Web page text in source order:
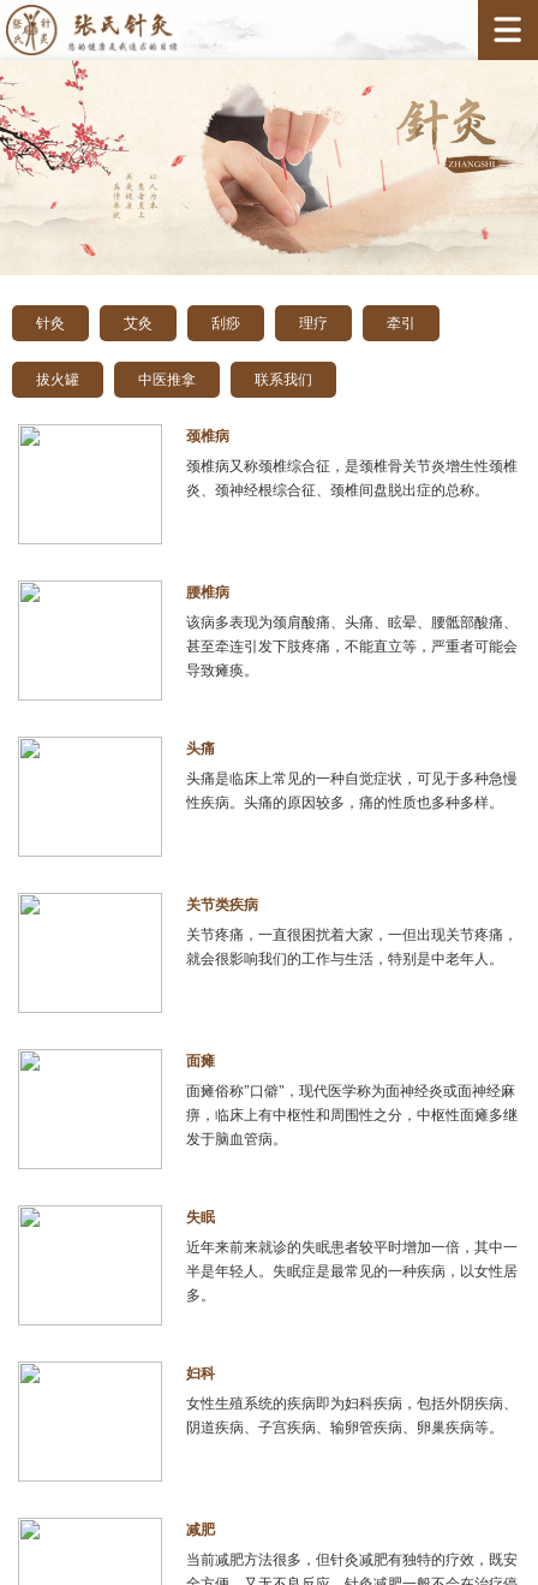
针灸 艾灸 刮痧 理疗 牵引
拔火罐 中医推拿 联系我们
颈椎病
颈椎病又称颈椎综合征，是颈椎骨关节炎增生性颈椎
炎、颈神经根综合征、颈椎间盘脱出症的总称。
腰椎病
该病多表现为颈肩酸痛、头痛、眩晕、腰骶部酸痛、
甚至牵连引发下肢疼痛，不能直立等，严重者可能会
导致瘫痪。
头痛
头痛是临床上常见的一种自觉症状，可见于多种急慢
性疾病。头痛的原因较多，痛的性质也多种多样。
关节类疾病
关节疼痛，一直很困扰着大家，一但出现关节疼痛，
就会很影响我们的工作与生活，特别是中老年人。
面瘫
面瘫俗称"口僻"，现代医学称为面神经炎或面神经麻
痹，临床上有中枢性和周围性之分，中枢性面瘫多继
发于脑血管病。
失眠
近年来前来就诊的失眠患者较平时增加一倍，其中一
半是年轻人。失眠症是最常见的一种疾病，以女性居
多。
妇科
女性生殖系统的疾病即为妇科疾病，包括外阴疾病、
阴道疾病、子宫疾病、输卵管疾病、卵巢疾病等。
减肥
当前减肥方法很多，但针灸减肥有独特的疗效，既安